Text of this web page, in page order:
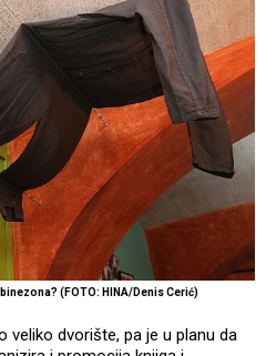
(FOTO: HINA/Denis Cerić)
dvorište, pa je u planu da